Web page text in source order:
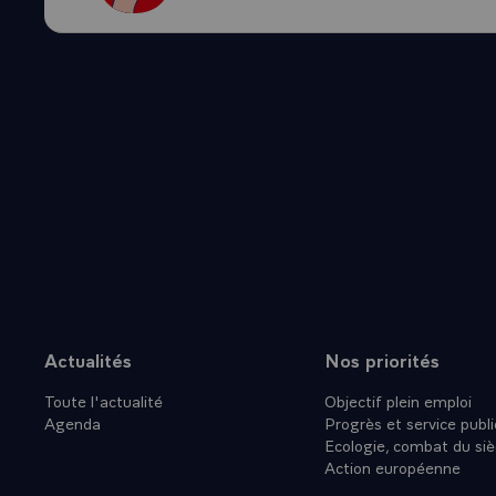
armées
les
justifié une
opérations
pendant et
Vous
terroriste,
la Kapisa et
pouvons
formation et
Cette
lesquelles,
Plan du site
Actualités
Toute l'actualité
Agenda
Nos priorités
Objectif plein emploi
Progrès et service
Ecologie, combat du
Action européenne